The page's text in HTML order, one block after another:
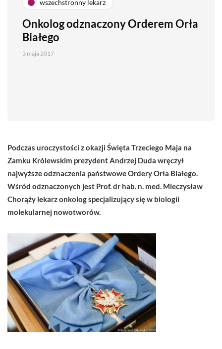
wszechstronny lekarz
Onkolog odznaczony Orderem Orła
Białego
3 maja 2017
Podczas uroczystości z okazji Święta Trzeciego Maja na
Zamku Królewskim prezydent Andrzej Duda wręczył
najwyższe odznaczenia państwowe Ordery Orła Białego.
Wśród odznaczonych jest Prof. dr hab. n. med. Mieczysław
Chorąży lekarz onkolog specjalizujący się w biologii
molekularnej nowotworów.